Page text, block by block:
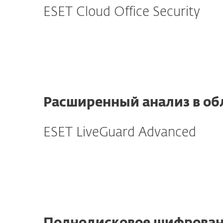
ESET Cloud Office Security
Расширенный анализ в
ESET LiveGuard Advanced